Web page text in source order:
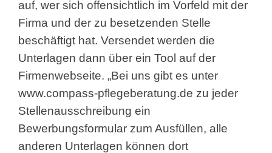
auf, wer sich offensichtlich im Vorfeld mit der
Firma und der zu besetzenden Stelle
beschäftigt hat. Versendet werden die
Unterlagen dann über ein Tool auf der
Firmenwebseite. „Bei uns gibt es unter
www.compass-pflegeberatung.de zu jeder
Stellenausschreibung ein
Bewerbungsformular zum Ausfüllen, alle
anderen Unterlagen können dort